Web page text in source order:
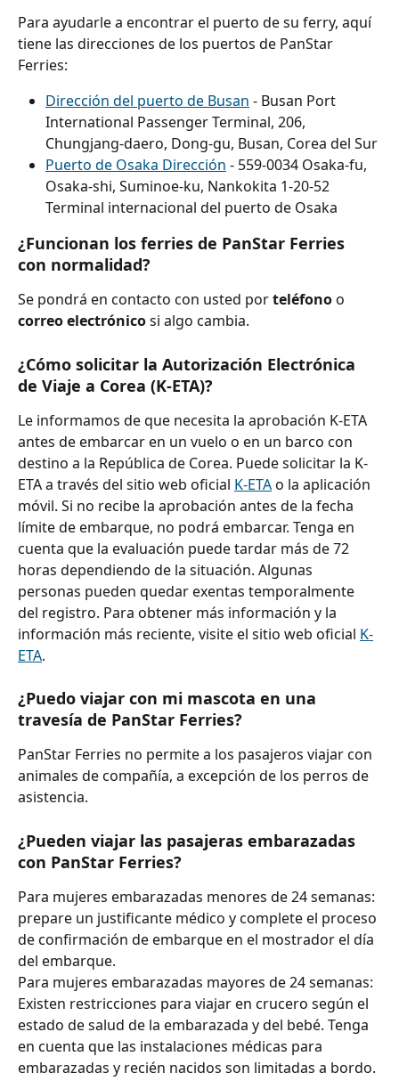
Para ayudarle a encontrar el puerto de su ferry, aquí
tiene las direcciones de los puertos de PanStar
Ferries:
Dirección del puerto de Busan - Busan Port
International Passenger Terminal, 206,
Chungjang-daero, Dong-gu, Busan, Corea del Sur
Puerto de Osaka Dirección - 559-0034 Osaka-fu,
Osaka-shi, Suminoe-ku, Nankokita 1-20-52
Terminal internacional del puerto de Osaka
¿Funcionan los ferries de PanStar Ferries
con normalidad?
Se pondrá en contacto con usted por teléfono o
correo electrónico si algo cambia.
¿Cómo solicitar la Autorización Electrónica
de Viaje a Corea (K-ETA)?
Le informamos de que necesita la aprobación K-ETA
antes de embarcar en un vuelo o en un barco con
destino a la República de Corea. Puede solicitar la K-
ETA a través del sitio web oficial K-ETA o la aplicación
móvil. Si no recibe la aprobación antes de la fecha
límite de embarque, no podrá embarcar. Tenga en
cuenta que la evaluación puede tardar más de 72
horas dependiendo de la situación. Algunas
personas pueden quedar exentas temporalmente
del registro. Para obtener más información y la
información más reciente, visite el sitio web oficial K-
ETA.
¿Puedo viajar con mi mascota en una
travesía de PanStar Ferries?
PanStar Ferries no permite a los pasajeros viajar con
animales de compañía, a excepción de los perros de
asistencia.
¿Pueden viajar las pasajeras embarazadas
con PanStar Ferries?
Para mujeres embarazadas menores de 24 semanas:
prepare un justificante médico y complete el proceso
de confirmación de embarque en el mostrador el día
del embarque.
Para mujeres embarazadas mayores de 24 semanas:
Existen restricciones para viajar en crucero según el
estado de salud de la embarazada y del bebé. Tenga
en cuenta que las instalaciones médicas para
embarazadas y recién nacidos son limitadas a bordo.